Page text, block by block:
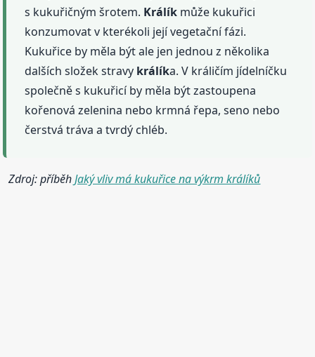
s kukuřičným šrotem. Králík může kukuřici
konzumovat v kterékoli její vegetační fázi.
Kukuřice by měla být ale jen jednou z několika
dalších složek stravy králíka. V králičím jídelníčku
společně s kukuřicí by měla být zastoupena
kořenová zelenina nebo krmná řepa, seno nebo
čerstvá tráva a tvrdý chléb.
Zdroj: příběhJaký vliv má kukuřice na výkrm králíků